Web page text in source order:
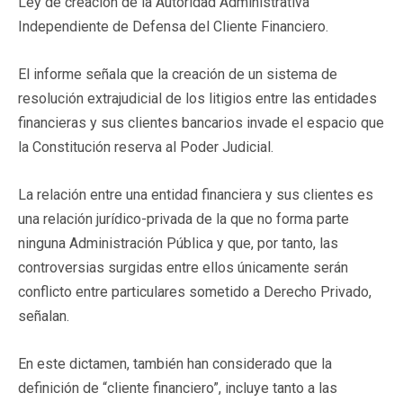
Independiente de Defensa del Cliente Financiero.
El informe señala que la creación de un sistema de
resolución extrajudicial de los litigios entre las entidades
financieras y sus clientes bancarios invade el espacio que
la Constitución reserva al Poder Judicial.
La relación entre una entidad financiera y sus clientes es
una relación jurídico-privada de la que no forma parte
ninguna Administración Pública y que, por tanto, las
controversias surgidas entre ellos únicamente serán
conflicto entre particulares sometido a Derecho Privado,
señalan.
En este dictamen, también han considerado que la
definición de “cliente financiero”, incluye tanto a las